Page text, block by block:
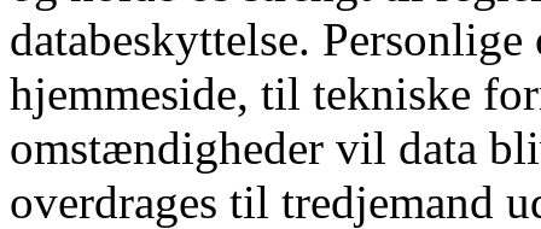
databeskyttelse.
hjemmeside, til tekniske
omstændigheder vil data
overdrages til tredjemand